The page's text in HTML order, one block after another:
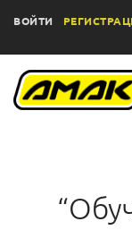
ВОЙТИ